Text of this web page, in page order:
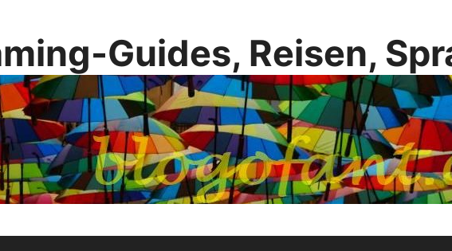
Guides, Reisen,